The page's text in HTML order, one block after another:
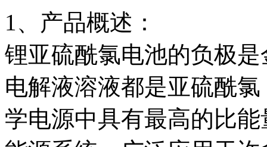
1、产品概述：
锂亚硫酰氯电池的负极
电解液溶液都是亚硫酰
学电源中具有最高的比